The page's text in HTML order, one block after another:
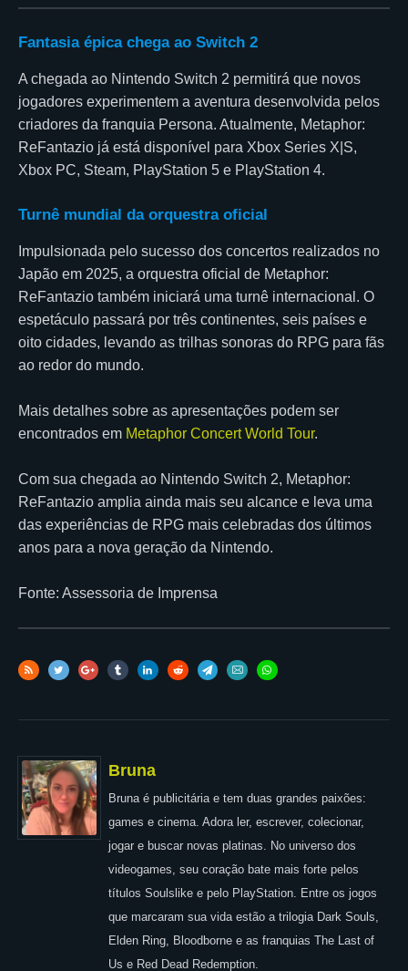
Fantasia épica chega ao Switch 2
A chegada ao Nintendo Switch 2 permitirá que novos
jogadores experimentem a aventura desenvolvida pelos
criadores da franquia Persona. Atualmente, Metaphor:
ReFantazio já está disponível para Xbox Series X|S,
Xbox PC, Steam, PlayStation 5 e PlayStation 4.
Turnê mundial da orquestra oficial
Impulsionada pelo sucesso dos concertos realizados no
Japão em 2025, a orquestra oficial de Metaphor:
ReFantazio também iniciará uma turnê internacional. O
espetáculo passará por três continentes, seis países e
oito cidades, levando as trilhas sonoras do RPG para fãs
ao redor do mundo.
Mais detalhes sobre as apresentações podem ser
encontrados em Metaphor Concert World Tour⁠.
Com sua chegada ao Nintendo Switch 2, Metaphor:
ReFantazio amplia ainda mais seu alcance e leva uma
das experiências de RPG mais celebradas dos últimos
anos para a nova geração da Nintendo.
Fonte: Assessoria de Imprensa
Bruna
Bruna é publicitária e tem duas grandes paixões:
games e cinema. Adora ler, escrever, colecionar,
jogar e buscar novas platinas. No universo dos
videogames, seu coração bate mais forte pelos
títulos Soulslike e pelo PlayStation. Entre os jogos
que marcaram sua vida estão a trilogia Dark Souls,
Elden Ring, Bloodborne e as franquias The Last of
Us e Red Dead Redemption.